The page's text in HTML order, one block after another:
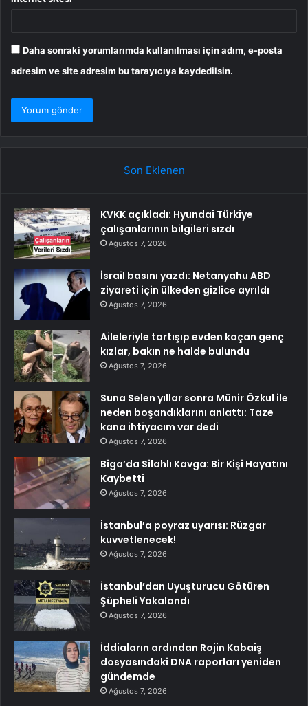
Daha sonraki yorumlarımda kullanılması için adım, e-posta
adresim ve site adresim bu tarayıcıya kaydedilsin.
Son Eklenen
KVKK açıkladı: Hyundai Türkiye
çalışanlarının bilgileri sızdı
Ağustos 7, 2026
İsrail basını yazdı: Netanyahu ABD
ziyareti için ülkeden gizlice ayrıldı
Ağustos 7, 2026
Aileleriyle tartışıp evden kaçan genç
kızlar, bakın ne halde bulundu
Ağustos 7, 2026
Suna Selen yıllar sonra Münir Özkul ile
neden boşandıklarını anlattı: Taze
kana ihtiyacım var dedi
Ağustos 7, 2026
Biga’da Silahlı Kavga: Bir Kişi Hayatını
Kaybetti
Ağustos 7, 2026
İstanbul’a poyraz uyarısı: Rüzgar
kuvvetlenecek!
Ağustos 7, 2026
İstanbul’dan Uyuşturucu Götüren
Şüpheli Yakalandı
Ağustos 7, 2026
İddiaların ardından Rojin Kabaiş
dosyasındaki DNA raporları yeniden
gündemde
Ağustos 7, 2026